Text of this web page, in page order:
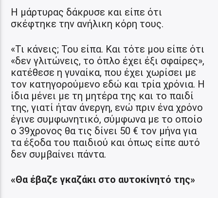
Η μάρτυρας δάκρυσε και είπε ότι
σκέφτηκε την ανήλικη κόρη τους.
«Τι κάνεις; Του είπα. Και τότε μου είπε ότι
«δεν γλιτώνεις, το όπλο έχει έξι σφαίρες»,
κατέθεσε η γυναίκα, που έχει χωρίσει με
τον κατηγορούμενο εδώ και τρία χρόνια. Η
ίδια μένει με τη μητέρα της και το παιδί
της, γιατί ήταν άνεργη, ενώ πριν ένα χρόνο
έγινε συμφωνητικό, σύμφωνα με το οποίο
ο 39χρονος θα τις δίνει 50 € τον μήνα για
τα έξοδα του παιδιού και όπως είπε αυτό
δεν συμβαίνει πάντα.
«Θα έβαζε γκαζάκι στο αυτοκίνητό της»